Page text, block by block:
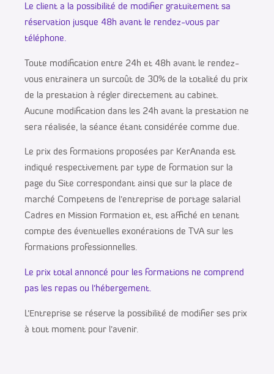
Le client a la possibilité de modifier gratuitement sa
réservation jusque 48h avant le rendez-vous par
téléphone.
Toute modification entre 24h et 48h avant le rendez-
vous entrainera un surcoût de 30% de la totalité du prix
de la prestation à régler directement au cabinet.
Aucune modification dans les 24h avant la prestation ne
sera réalisée, la séance étant considérée comme due.
Le prix des formations proposées par KerAnanda est
indiqué respectivement par type de formation sur la
page du Site correspondant ainsi que sur la place de
marché Competens de l’entreprise de portage salarial
Cadres en Mission Formation et, est affiché en tenant
compte des éventuelles exonérations de TVA sur les
formations professionnelles.
Le prix total annoncé pour les formations ne comprend
pas les repas ou l’hébergement.
L’Entreprise se réserve la possibilité de modifier ses prix
à tout moment pour l’avenir.